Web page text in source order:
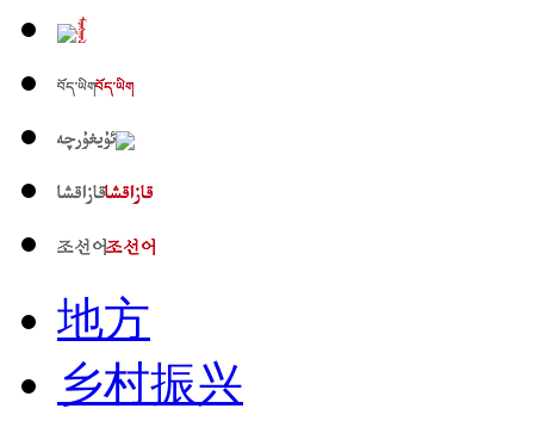
地方
乡村振兴